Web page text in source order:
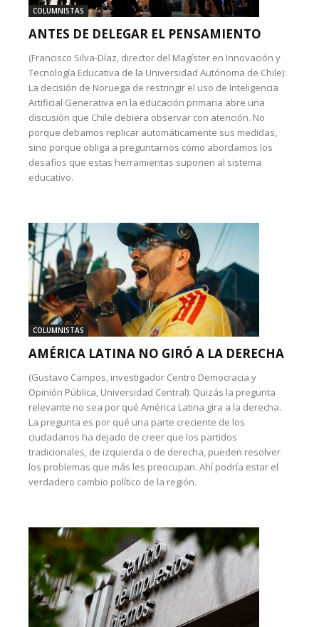
COLUMNISTAS
ANTES DE DELEGAR EL PENSAMIENTO
(Francisco Silva-Díaz, director del Magíster en Innovación y
Tecnología Educativa de la Universidad Autónoma de Chile):
La decisión de Noruega de restringir el uso de Inteligencia
Artificial Generativa en la educación primaria abre una
discusión que Chile debiera observar con atención. No
porque debamos replicar automáticamente sus medidas,
sino porque obliga a preguntarnos cómo abordamos los
desafíos que estas herramientas suponen al sistema
educativo.
COLUMNISTAS
AMÉRICA LATINA NO GIRÓ A LA DERECHA
(Gustavo Campos, investigador Centro Democracia y
Opinión Pública, Universidad Central): Quizás la pregunta
relevante no sea por qué América Latina gira a la derecha.
La pregunta es por qué una parte creciente de los
ciudadanos ha dejado de creer que los partidos
tradicionales, de izquierda o de derecha, pueden resolver
los problemas que más les preocupan. Ahí podría estar el
verdadero cambio político de la región.